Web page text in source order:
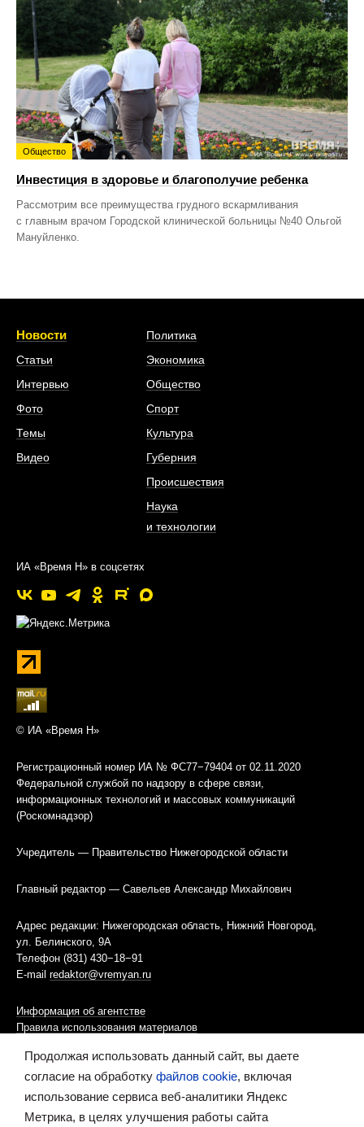
Общество
Инвестиция в здоровье и благополучие ребенка
Рассмотрим все преимущества грудного вскармливания
с главным врачом Городской клинической больницы №40 Ольгой
Мануйленко.
Новости
Статьи
Интервью
Фото
Темы
Видео
Политика
Экономика
Общество
Спорт
Культура
Губерния
Происшествия
Наука
и технологии
ИА «Время Н» в соцсетях
© ИА «Время Н»
Регистрационный номер ИА № ФС77−79404 от 02.11.2020
Федеральной службой по надзору в сфере связи,
информационных технологий и массовых коммуникаций
(Роскомнадзор)
Учредитель — Правительство Нижегородской области
Главный редактор — Савельев Александр Михайлович
Адрес редакции: Нижегородская область, Нижний Новгород,
ул. Белинского, 9А
Телефон (831) 430−18−91
E-mail redaktor@vremyan.ru
Информация об агентстве
Правила использования материалов
Информационная политика использования «cookies»-файлов
Ресурс содержит материалы 16+
Продолжая использовать данный сайт, вы даете
согласие на обработку файлов cookie, включая
использование сервиса веб-аналитики Яндекс
Метрика, в целях улучшения работы сайта